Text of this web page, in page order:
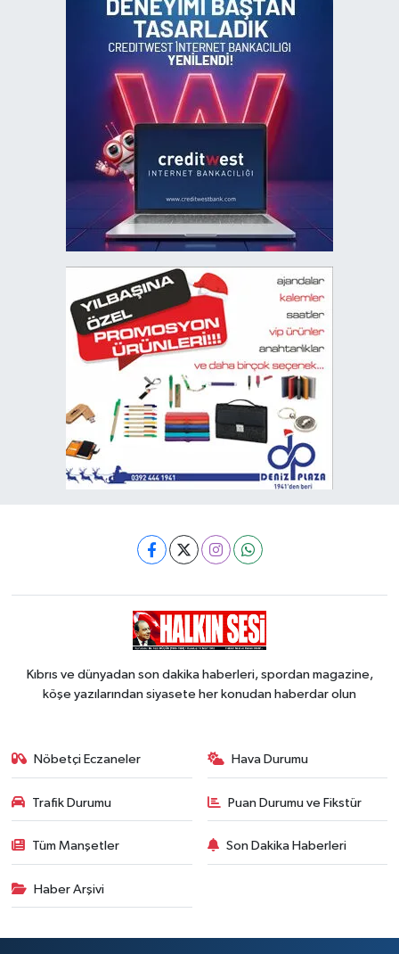
Kıbrıs ve dünyadan son dakika haberleri, spordan magazine,
köşe yazılarından siyasete her konudan haberdar olun
Nöbetçi Eczaneler Hava Durumu
Trafik Durumu Puan Durumu ve Fikstür
Tüm Manşetler Son Dakika Haberleri
Haber Arşivi